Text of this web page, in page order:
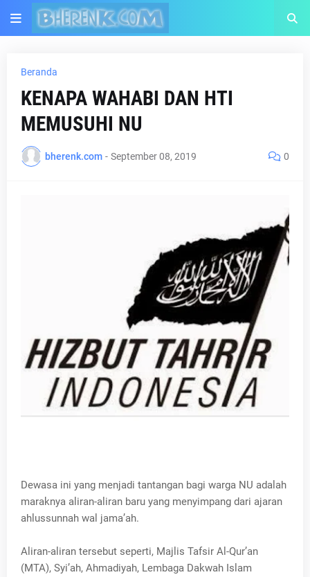
Beranda
KENAPA WAHABI DAN HTI
MEMUSUHI NU
bherenk.com - September 08, 2019 0
Dewasa ini yang menjadi tantangan bagi warga NU adalah
maraknya aliran-aliran baru yang menyimpang dari ajaran
ahlussunnah wal jama’ah.
Aliran-aliran tersebut seperti, Majlis Tafsir Al-Qur’an
(MTA), Syi’ah, Ahmadiyah, Lembaga Dakwah Islam